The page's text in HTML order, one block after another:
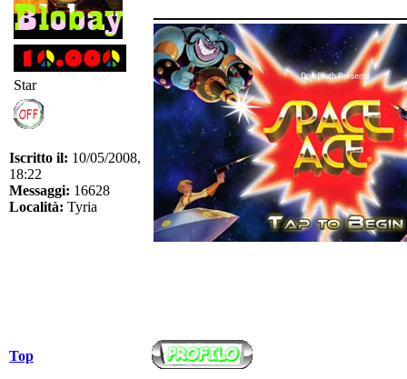
Star
Iscritto il: 10/05/2008,
18:22
Messaggi: 16628
Località: Tyria
Top